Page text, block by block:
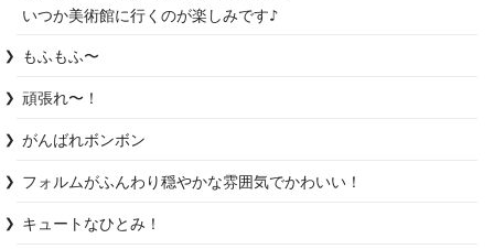
いつか美術館に行くのが楽しみです♪
もふもふ〜
頑張れ〜！
がんばれボンボン
フォルムがふんわり穏やかな雰囲気でかわいい！
キュートなひとみ！